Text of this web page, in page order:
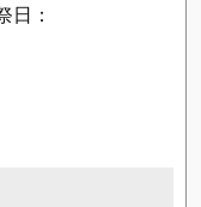
：